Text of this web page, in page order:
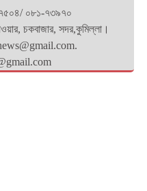
০৮১-৭৩৯৭০
চকবাজার, সদর,কুমিল্লা।